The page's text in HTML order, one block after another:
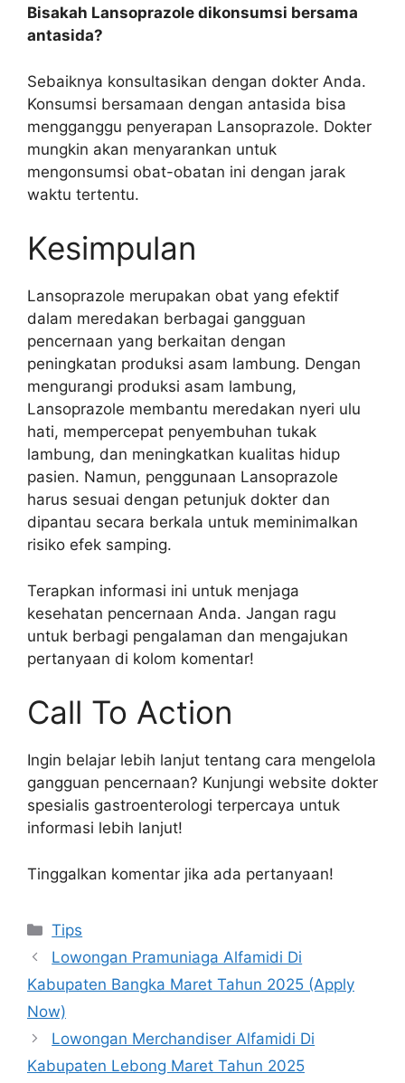
Bisakah Lansoprazole dikonsumsi bersama
antasida?
Sebaiknya konsultasikan dengan dokter Anda.
Konsumsi bersamaan dengan antasida bisa
mengganggu penyerapan Lansoprazole. Dokter
mungkin akan menyarankan untuk
mengonsumsi obat-obatan ini dengan jarak
waktu tertentu.
Kesimpulan
Lansoprazole merupakan obat yang efektif
dalam meredakan berbagai gangguan
pencernaan yang berkaitan dengan
peningkatan produksi asam lambung. Dengan
mengurangi produksi asam lambung,
Lansoprazole membantu meredakan nyeri ulu
hati, mempercepat penyembuhan tukak
lambung, dan meningkatkan kualitas hidup
pasien. Namun, penggunaan Lansoprazole
harus sesuai dengan petunjuk dokter dan
dipantau secara berkala untuk meminimalkan
risiko efek samping.
Terapkan informasi ini untuk menjaga
kesehatan pencernaan Anda. Jangan ragu
untuk berbagi pengalaman dan mengajukan
pertanyaan di kolom komentar!
Call To Action
Ingin belajar lebih lanjut tentang cara mengelola
gangguan pencernaan? Kunjungi website dokter
spesialis gastroenterologi terpercaya untuk
informasi lebih lanjut!
Tinggalkan komentar jika ada pertanyaan!
Kategori
Tips
Lowongan Pramuniaga Alfamidi Di
Kabupaten Bangka Maret Tahun 2025 (Apply
Now)
Lowongan Merchandiser Alfamidi Di
Kabupaten Lebong Maret Tahun 2025